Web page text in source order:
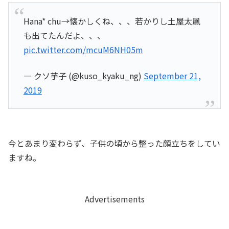
Hana* chu→懐かしくね、、、若かりし土屋太鳳
も出てたんだよ、、、
pic.twitter.com/mcuM6NH05m
— クソ芋子 (@kuso_kyaku_ng) September 21,
2019
今とあまり変わらず、子供の頃から整った顔立ちをしてい
ますね。
Advertisements